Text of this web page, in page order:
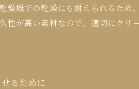
燥機での乾燥にも耐えられるた
性が高い素材なので、適切にク
るために